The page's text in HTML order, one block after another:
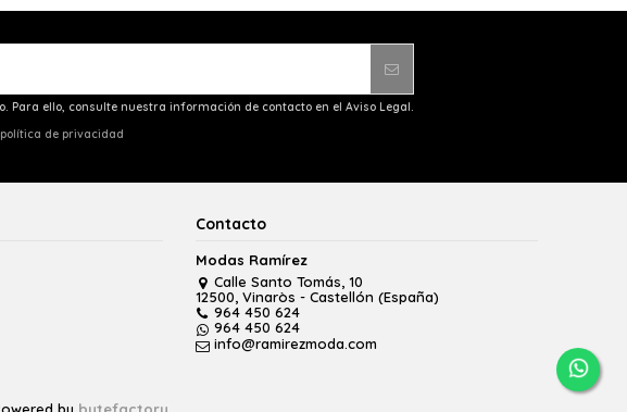
Para ello, consulte nuestra información de contacto en el Aviso Legal.
política de privacidad
Contacto
Modas Ramírez
Calle Santo Tomás, 10
12500, Vinaròs - Castellón (España)
964 450 624
964 450 624
info@ramirezmoda.com
by bytefactory